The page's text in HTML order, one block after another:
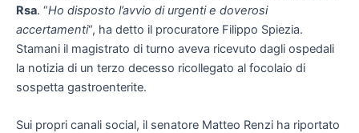
Rsa. “Ho disposto l’avvio di urgenti e doverosi
accertamenti“, ha detto il procuratore Filippo Spiezia.
Stamani il magistrato di turno aveva ricevuto dagli ospedali
la notizia di un terzo decesso ricollegato al focolaio di
sospetta gastroenterite.
Sui propri canali social, il senatore Matteo Renzi ha riportato